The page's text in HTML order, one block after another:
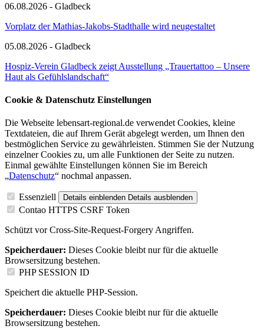
06.08.2026 - Gladbeck
Vorplatz der Mathias-Jakobs-Stadthalle wird neugestaltet
05.08.2026 - Gladbeck
Hospiz-Verein Gladbeck zeigt Ausstellung „Trauertattoo – Unsere
Haut als Gefühlslandschaft“
Cookie & Datenschutz Einstellungen
Die Webseite lebensart-regional.de verwendet Cookies, kleine
Textdateien, die auf Ihrem Gerät abgelegt werden, um Ihnen den
bestmöglichen Service zu gewährleisten. Stimmen Sie der Nutzung
einzelner Cookies zu, um alle Funktionen der Seite zu nutzen.
Einmal gewählte Einstellungen können Sie im Bereich
„Datenschutz“ nochmal anpassen.
Essenziell Details einblenden Details ausblenden
Contao HTTPS CSRF Token
Schützt vor Cross-Site-Request-Forgery Angriffen.
Speicherdauer: Dieses Cookie bleibt nur für die aktuelle
Browsersitzung bestehen.
PHP SESSION ID
Speichert die aktuelle PHP-Session.
Speicherdauer: Dieses Cookie bleibt nur für die aktuelle
Browsersitzung bestehen.